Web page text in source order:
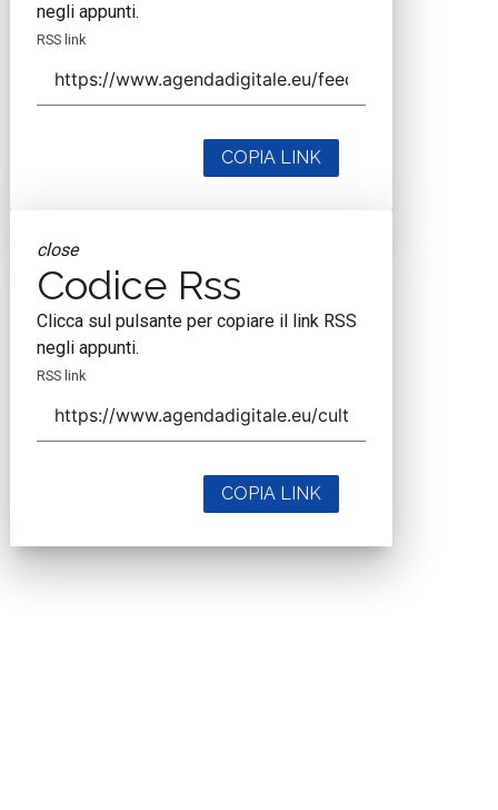
negli appunti.
RSS link
COPIA LINK
close
Codice Rss
Clicca sul pulsante per copiare il link RSS
negli appunti.
RSS link
COPIA LINK